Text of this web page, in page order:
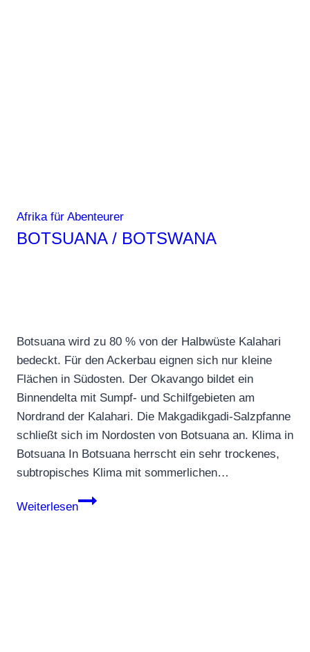
Afrika für Abenteurer
BOTSUANA / BOTSWANA
Botsuana wird zu 80 % von der Halbwüste Kalahari
bedeckt. Für den Ackerbau eignen sich nur kleine
Flächen in Südosten. Der Okavango bildet ein
Binnendelta mit Sumpf- und Schilfgebieten am
Nordrand der Kalahari. Die Makgadikgadi-Salzpfanne
schließt sich im Nordosten von Botsuana an. Klima in
Botsuana In Botsuana herrscht ein sehr trockenes,
subtropisches Klima mit sommerlichen…
Weiterlesen
Botsuana